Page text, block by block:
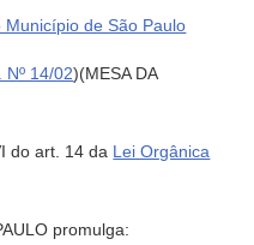
Município de São Paulo
Nº 14/02)(MESA DA
do art. 14 da Lei Orgânica
promulga: